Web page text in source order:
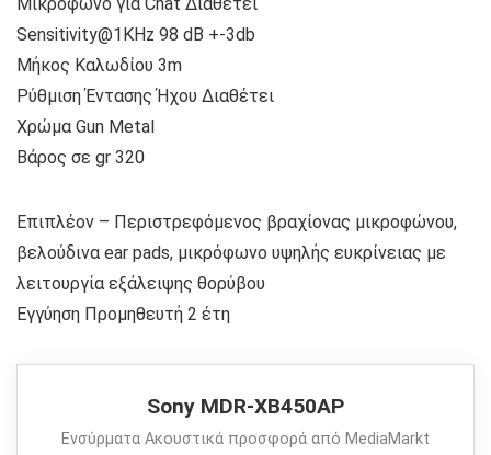
Sensitivity@1KHz 98 dB +-3db
Μήκος Καλωδίου 3m
Ρύθμιση Έντασης Ήχου Διαθέτει
Χρώμα Gun Metal
Βάρος σε gr 320
Επιπλέον – Περιστρεφόμενος βραχίονας μικροφώνου,
βελούδινα ear pads, μικρόφωνο υψηλής ευκρίνειας με
λειτουργία εξάλειψης θορύβου
Εγγύηση Προμηθευτή 2 έτη
Sony MDR-XB450AP
Ενσύρματα Ακουστικά προσφορά από MediaMarkt